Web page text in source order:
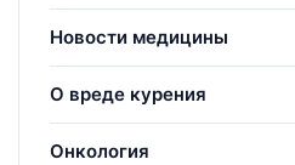
Новости медицины
О вреде курения
Онкология